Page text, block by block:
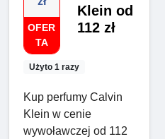
OFER
TA
Użyto 1 razy
Klein od
112 zł
Kup perfumy Calvin
Klein w cenie
wywoławczej od 112